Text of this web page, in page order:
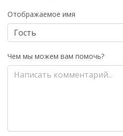
Отображаемое имя
Чем мы можем вам помочь?